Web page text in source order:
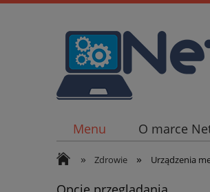
Menu O marce
» Zdrowie » Urządzenia